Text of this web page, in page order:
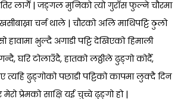
लागेँ | जङ्गल मुनिको त्यो गुराँस फुल्ने चौरमा
चर्न थाले | चौरको अलि माथिपट्टि ठुलो
हावामा भुल्दै अगाडी पट्टि देखिएको हिमाली
घरि टोलाउँदै, हातको लठ्ठीले ढुङ्गो कोर्दै,
त्यहि ढुङ्गोको पछाडी पट्टिको कापमा लुक्दै दिन
प्रेमको साक्षि यई चुच्चे ढुङ्गो हो |